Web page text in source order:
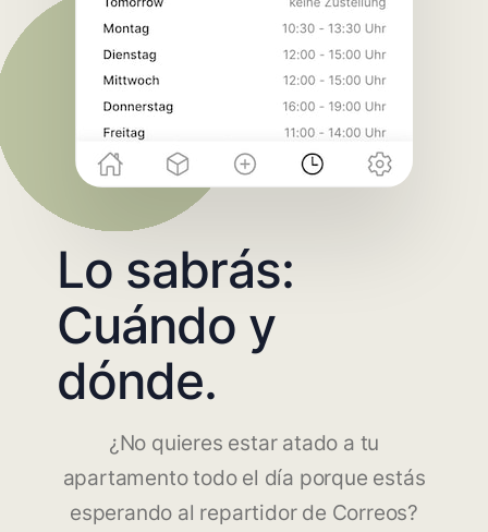
Lo sabrás:
Cuándo y
dónde.
¿No quieres estar atado a tu
apartamento todo el día porque estás
esperando al repartidor de Correos?